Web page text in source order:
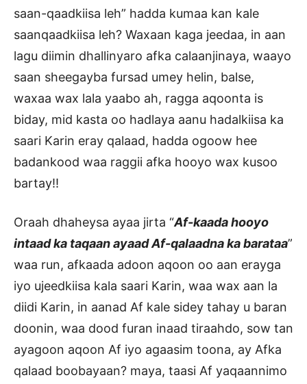
saan-qaadkiisa leh” hadda kumaa kan kale
saanqaadkiisa leh? Waxaan kaga jeedaa, in aan
lagu diimin dhallinyaro afka calaanjinaya, waayo
saan sheegayba fursad umey helin, balse,
waxaa wax lala yaabo ah, ragga aqoonta is
biday, mid kasta oo hadlaya aanu hadalkiisa ka
saari Karin eray qalaad, hadda ogoow hee
badankood waa raggii afka hooyo wax kusoo
bartay!!
Oraah dhaheysa ayaa jirta “Af-kaada hooyo
intaad ka taqaan ayaad Af-qalaadna ka barataa”
waa run, afkaada adoon aqoon oo aan erayga
iyo ujeedkiisa kala saari Karin, waa wax aan la
diidi Karin, in aanad Af kale sidey tahay u baran
doonin, waa dood furan inaad tiraahdo, sow tan
ayagoon aqoon Af iyo agaasim toona, ay Afka
qalaad boobayaan? maya, taasi Af yaqaannimo